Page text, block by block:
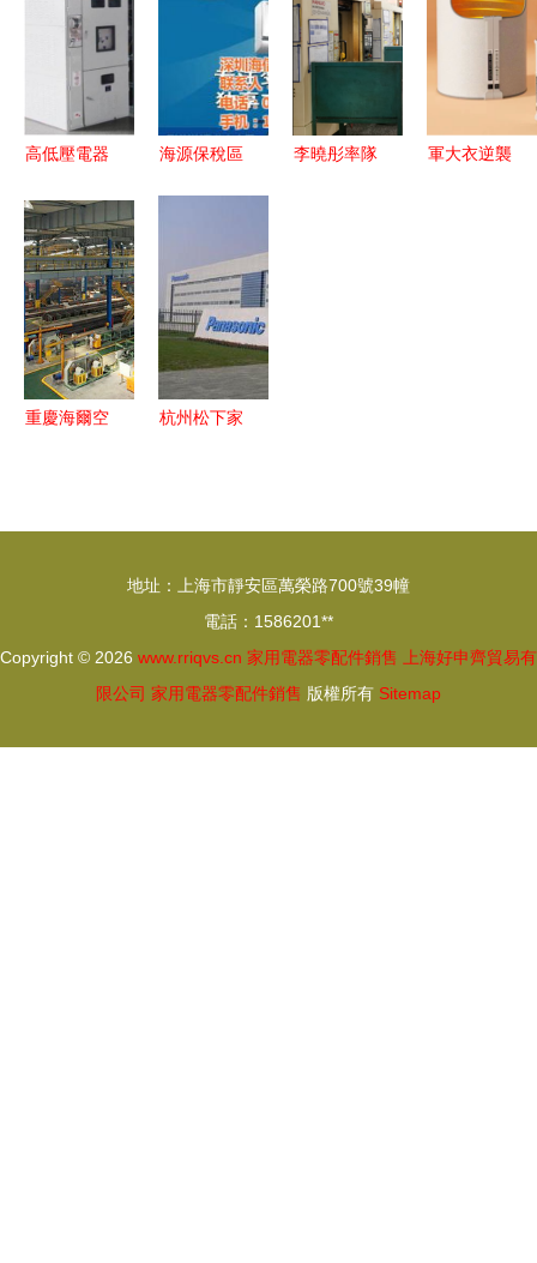
查，確保家
用電器零配
件銷售安全
動態更新與
增長機遇
業的結構與
發展
高低壓電器
家用電器零
配件市場
神農架與合
泰興智能電
器的產業鏈
接
海源保稅區
務全解析
李曉彤率隊
軍大衣逆襲
重慶海爾空
杭州松下家
美結合
地址：上海市靜安區萬榮路700號39幢
電話：1586201**
Copyright © 2026 www.rriqvs.cn 家用電器零配件銷售
上海好申齊貿易有
限公司 家用電器零配件銷售 版權所有 Sitemap